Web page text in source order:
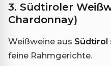
3. Südtiroler
Chardonnay)
Weißweine aus Südtirol
feine Rahmgerichte.